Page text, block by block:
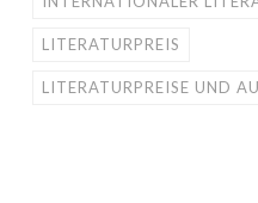
LITERATURPREIS
LITERATURPREISE UND